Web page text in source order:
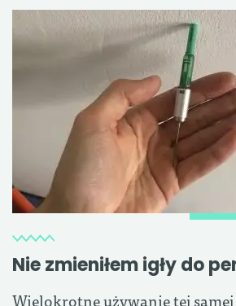
Nie zmieniłem igły do
Wielokrotne używanie tej samej